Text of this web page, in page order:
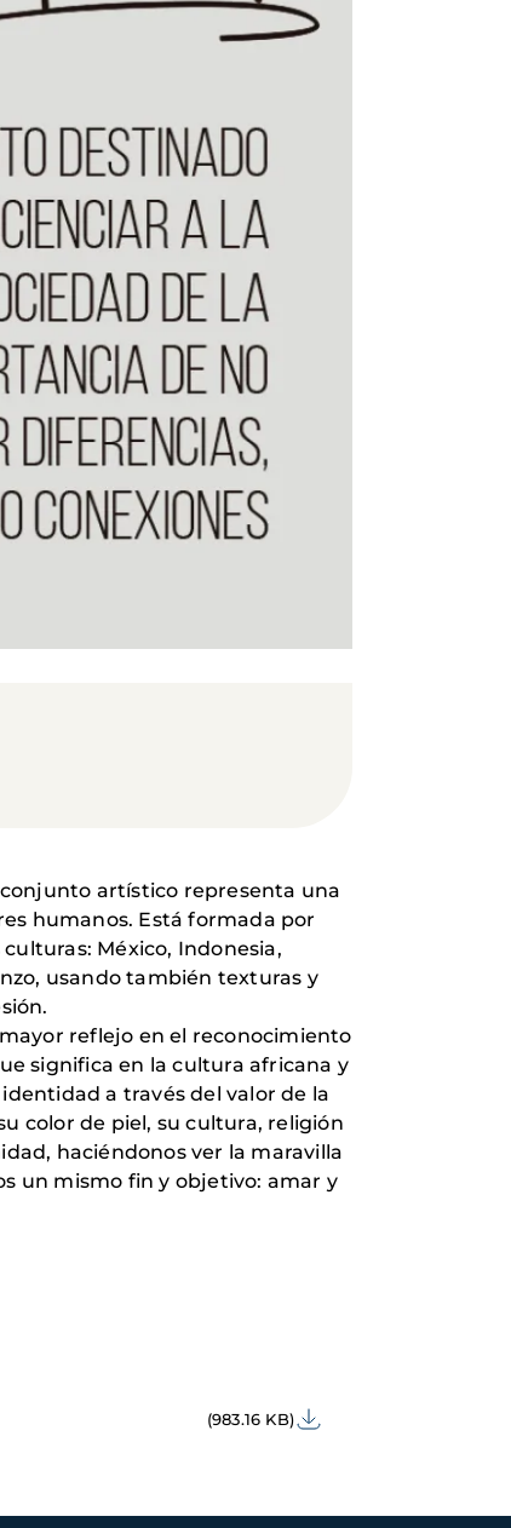
conjunto artístico representa una
humanos. Está formada por
México, Indonesia,
usando también texturas y
reflejo en el reconocimiento
significa en la cultura africana y
a través del valor de la
color de piel, su cultura, religión
haciéndonos ver la maravilla
un mismo fin y objetivo: amar y
(983.16 KB)